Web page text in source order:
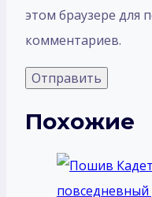
этом браузере для
комментариев.
Похожие